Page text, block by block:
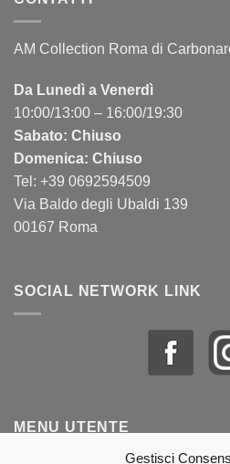
Gestisci
AM Collection Roma di
Da Lunedì a Venerdì
10:00/13:00 – 16:00/19:30
Sabato: Chiuso
Domenica: Chiuso
Tel: +39 0692594509
Via Baldo degli Ubaldi 139
00167 Roma
SOCIAL NETWORK LINK
MENU UTENTE